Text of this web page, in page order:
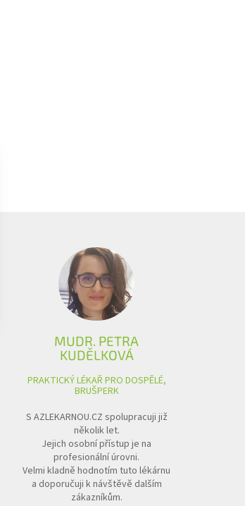
MUDR. PETRA
KUDĚLKOVÁ
PRAKTICKÝ LÉKAŘ PRO DOSPĚLÉ,
BRUŠPERK
S AZLEKARNOU.CZ spolupracuji již
několik let.
Jejich osobní přístup je na
profesionální úrovni.
Velmi kladně hodnotím tuto lékárnu
a doporučuji k návštěvě dalším
zákazníkům.